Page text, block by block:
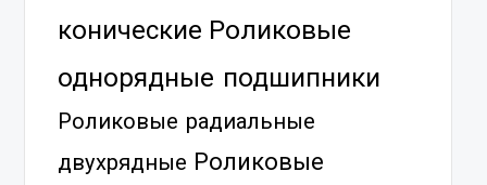
конические Роликовые
однорядные подшипники
Роликовые радиальные
двухрядные Роликовые